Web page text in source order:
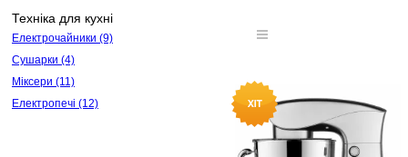
Техніка для кухні
Електрочайники (9)
Сушарки (4)
Міксери (11)
Електропечі (12)